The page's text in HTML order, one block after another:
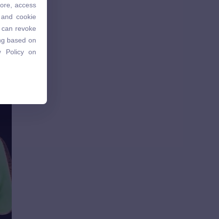
cookie
revoke
based on
on
access
cookie
revoke
based on
Policy on